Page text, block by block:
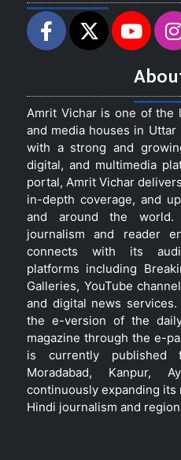
Amrit Vichar is one of the
and media houses in Uttar
with a strong and
digital, and multimedia
portal, Amrit Vichar
in-depth coverage, and
and around the world.
journalism and reader
connects with its
platforms including
Galleries, YouTube
and digital news
the e-version of the
magazine through the e-
is currently published
Moradabad, Kanpur,
continuously expanding its
Hindi journalism and